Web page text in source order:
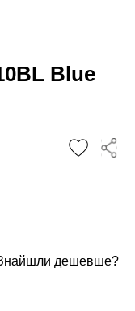
Blue
дешевше?